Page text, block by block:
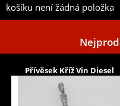
košíku není žádná položka
Přívěsek Kříž Vin Diesel